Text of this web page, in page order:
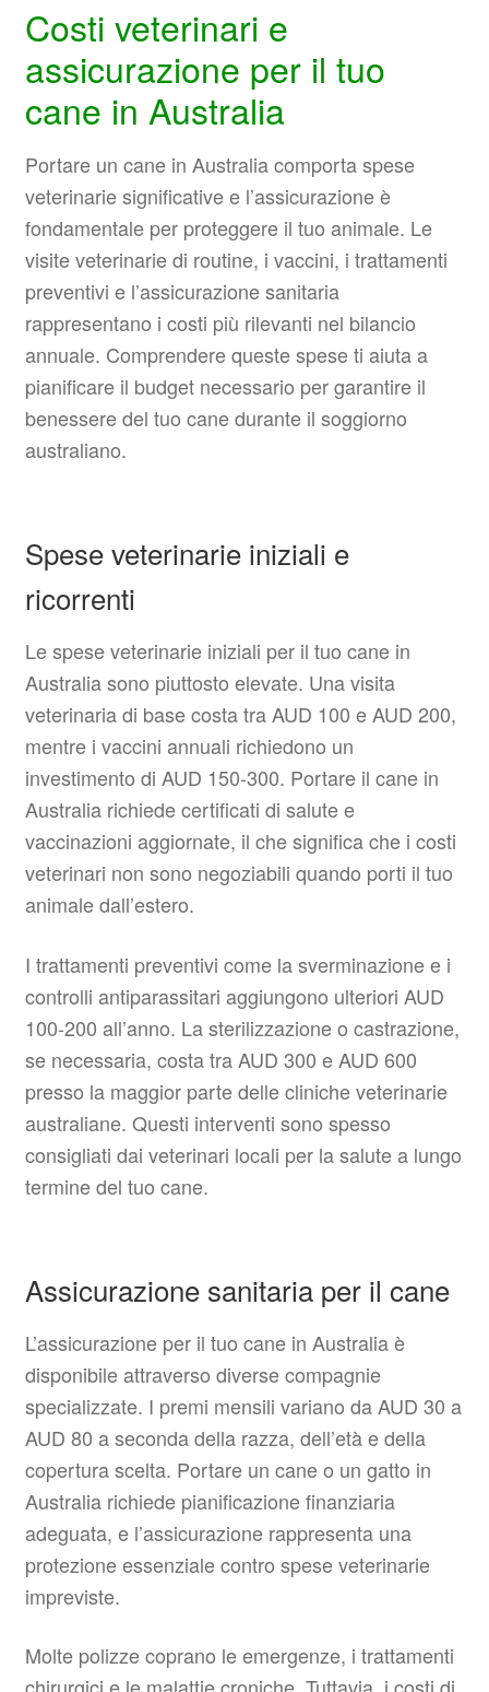
Costi veterinari e
assicurazione per il tuo
cane in Australia
Portare un cane in Australia comporta spese
veterinarie significative e l’assicurazione è
fondamentale per proteggere il tuo animale. Le
visite veterinarie di routine, i vaccini, i trattamenti
preventivi e l’assicurazione sanitaria
rappresentano i costi più rilevanti nel bilancio
annuale. Comprendere queste spese ti aiuta a
pianificare il budget necessario per garantire il
benessere del tuo cane durante il soggiorno
australiano.
Spese veterinarie iniziali e
ricorrenti
Le spese veterinarie iniziali per il tuo cane in
Australia sono piuttosto elevate. Una visita
veterinaria di base costa tra AUD 100 e AUD 200,
mentre i vaccini annuali richiedono un
investimento di AUD 150-300. Portare il cane in
Australia richiede certificati di salute e
vaccinazioni aggiornate, il che significa che i costi
veterinari non sono negoziabili quando porti il tuo
animale dall’estero.
I trattamenti preventivi come la sverminazione e i
controlli antiparassitari aggiungono ulteriori AUD
100-200 all’anno. La sterilizzazione o castrazione,
se necessaria, costa tra AUD 300 e AUD 600
presso la maggior parte delle cliniche veterinarie
australiane. Questi interventi sono spesso
consigliati dai veterinari locali per la salute a lungo
termine del tuo cane.
Assicurazione sanitaria per il cane
L’assicurazione per il tuo cane in Australia è
disponibile attraverso diverse compagnie
specializzate. I premi mensili variano da AUD 30 a
AUD 80 a seconda della razza, dell’età e della
copertura scelta. Portare un cane o un gatto in
Australia richiede pianificazione finanziaria
adeguata, e l’assicurazione rappresenta una
protezione essenziale contro spese veterinarie
impreviste.
Molte polizze coprano le emergenze, i trattamenti